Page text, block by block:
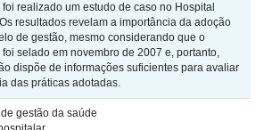
realizado um estudo de caso no Hospital
resultados revelam a importância da adoção
de gestão, mesmo considerando que o
foi selado em novembro de 2007 e, portanto,
dispõe de informações suficientes para avaliar
das práticas adotadas.
gestão da saúde